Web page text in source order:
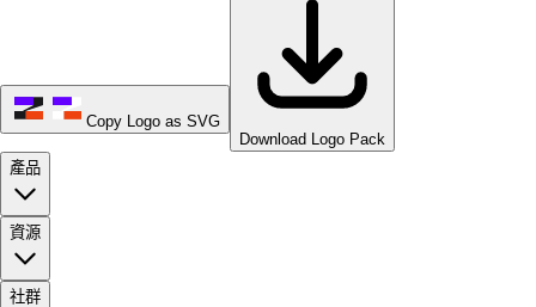
Copy Logo as SVG
Download Logo Pack
產品
資源
社群